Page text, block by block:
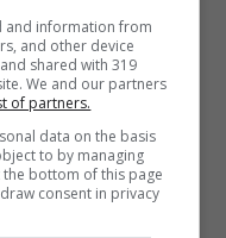
difficile
tutti. Non me
bene, poi però
and information from
and other device
shared with 319
We and our partners
of partners.
data on the basis
to by managing
bottom of this page
consent in privacy